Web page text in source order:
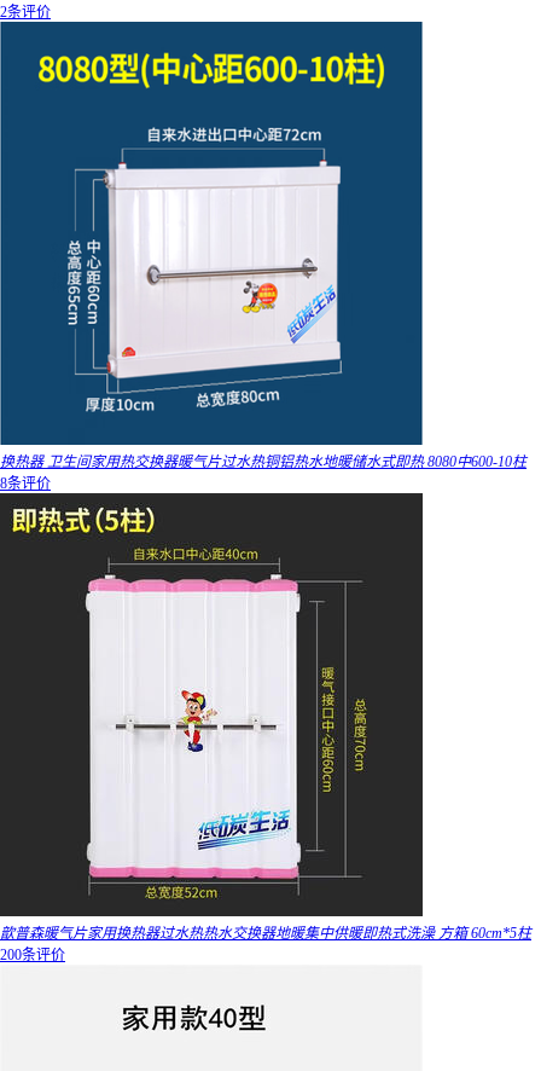
2条评价
换热器 卫生间家用热交换器暖气片过水热铜铝热水地暖储水式即热 8080中600-10柱
8条评价
歆普森暖气片家用换热器过水热热水交换器地暖集中供暖即热式洗澡 方箱 60cm*5柱
200条评价